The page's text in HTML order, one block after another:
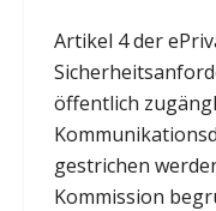
Artikel 4 der
öffentlich
gestrichen
Kommission